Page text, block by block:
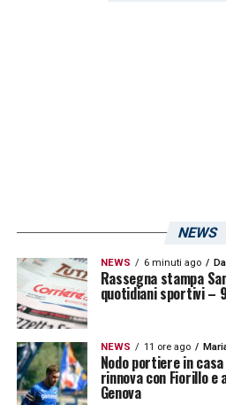
NEWS
NEWS 6 minuti ago
Rassegna stampa
quotidiani sportivi –
NEWS 11 ore ago
Nodo portiere in
rinnova con Fiorillo
Genova